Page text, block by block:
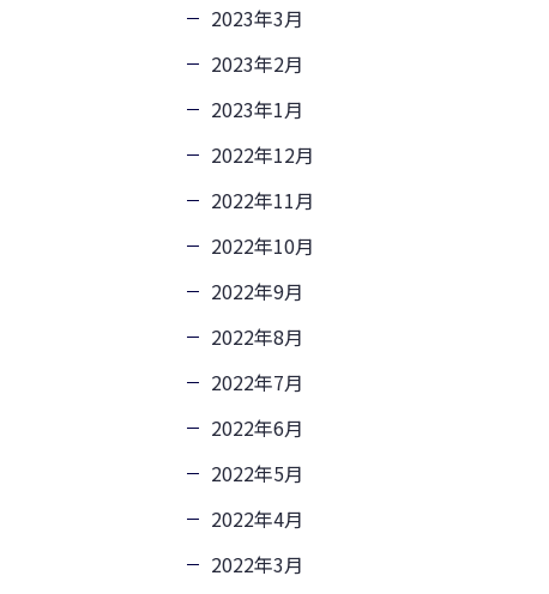
2023年3月
2023年2月
2023年1月
2022年12月
2022年11月
2022年10月
2022年9月
2022年8月
2022年7月
2022年6月
2022年5月
2022年4月
2022年3月